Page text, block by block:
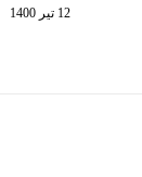
12 تیر 1400